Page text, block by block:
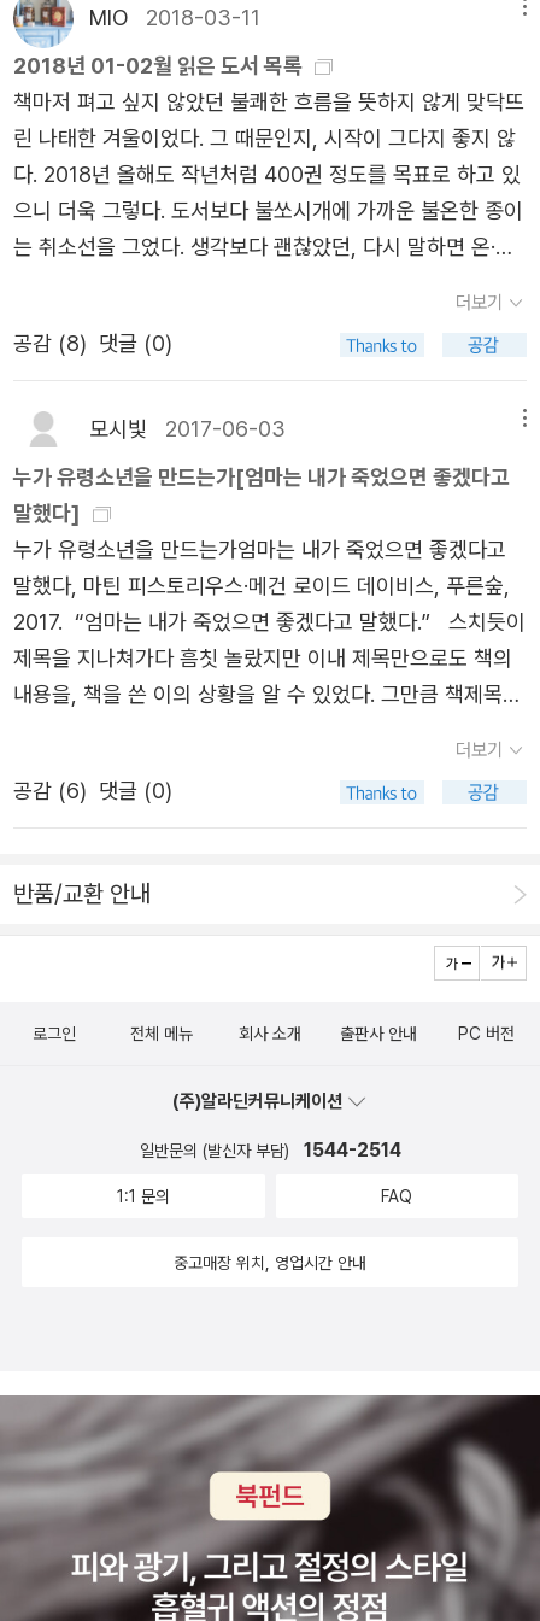
사랑해주는 조애나를 우연히 만나 사랑에 빠진다그녀는 진
심으로 그를 사랑하며 솔직하게 대한다그들은 조애나가 살
고있는 영국에서 가족과 친구들의 축복 속에 결혼식을 올린
다그를 몸밖으로 이끌어 낸 것은 가족, 치료사, 개, 사회시스
템, 장애를 돕는 IT기술 그리고 사랑하는 사람이었다우리는
자기자신을 위해 무언가를 하고 싶다고 아주 쉽게 말하지만
마틴은 이제까지 누군가가 계속 대신 결정해 주고 이에 따랐
대방은 좀더 편해지기 마련이다 순간순간을 결정하며 살아
있는 것들이 어떤 이에겐 산 하나를 넘는 고통일 수도 있고
다양한 선택지도 그들에겐 단 하나 생존의 문제일 수도 있다
는 가르침을 마틴은 주고있다그는 평범한 사람들이 가지지
못한 무언가를 가진게 아니라 우리가 잊어버린 삶에 대한 태
도, 결핍이라는 가정, 당연히 누리고 있는 것들에 대한 소중
함을 되찾게 해준다
MIO 2018-03-11
2018년 01-02월 읽은 도서 목록
책마저 펴고 싶지 않았던 불쾌한 흐름을 뜻하지 않게 맞닥뜨
린 나태한 겨울이었다. 그 때문인지, 시작이 그다지 좋지 않
다. 2018년 올해도 작년처럼 400권 정도를 목표로 하고 있
으니 더욱 그렇다. 도서보다 불쏘시개에 가까운 불온한 종이
는 취소선을 그었다. 생각보다 괜찮았던, 다시 말하면 온·오
게 표시했다. 굵은 표시가 없다고 좋지 않은 책은 아님에 주
의. 아, 북플 앱에서는 이런 표시가 보이지 않는다.악보는 목
on Acemoglu), 제임스 A. 로빈슨 (James A. Robinson)
- 국가는 왜 실패하는가 (시공사)브랑코 밀라노비치 (Brank
o Milanović) - 왜 우리는 불평등해졌는가 (21세기북스)사
경인 - 재무제표 모르면 주식투자 절대로 하지마라 (베가북
스)사이먼 컨스터블 (Simon Constable), 로버트 라이트
(Robert. E Wright) - 월스트리트저널 경제지표 50 (위츠)
이코노미스트 - 2018 세계경제대전망 (한국경제신문)토마
피케티 (Thomas Piketty), 이매뉴얼 사에즈 (Emmanuel
아리)토마 피케티 (Thomas Piketty), 폴 크루그먼 (Paul K
rugman), 마이클 스펜스 (Michael Spence), 로버트 솔로
(Robert Solow), 로라 타이슨 (Laura Tyson), 브랑코 밀
uel Saez), 히더 부셰이 (Heather Boushey), J. 브래드포
id Singh Grewal), 마크 잔디 (Mark Zandi), 데이비드 와
마샬 스테인바움 (Marshall Steinbaum), 데베쉬 레이벌
아나 레미 베리 (Daina Ramey Berry), 에릭 R. 닐슨 (Eric
R. Nielsen), 크리스토프 라크너 (Christoph Lakner), 가
레스 A. 존스 (Gareth A. Jones), 마리아크리스티나 드 나
팽 양 (Fang Yang), 살바토레 모렐리 (Salvatore Morell
(서해문집)장 이브 카뮈 (Jean-Yves Camus), 니콜라 르
부르 (Nicolas Lebourg) - Far-Right Politics in Europe
(Belknap)장 이브 카뮈 (Jean-Yves Camus), 니콜라 르
부르 (Nicolas Lebourg) - 유럽의 극우파들 (한울아카데
미)Ⅲ. 사회과학: 사회학Ⅳ. 자연과학, 기술과학Ⅴ. 예술스미
세이코 (角聖子) - 나는 성인이 되어 다시 피아노를 치기 시
더보기
공감 (8) 댓글 (0)
모시빛 2017-06-03
누가 유령소년을 만드는가[엄마는 내가 죽었으면 좋겠다고
말했다]
누가 유령소년을 만드는가엄마는 내가 죽었으면 좋겠다고
말했다, 마틴 피스토리우스·메건 로이드 데이비스, 푸른숲,
2017. “엄마는 내가 죽었으면 좋겠다고 말했다.” 스치듯이
제목을 지나쳐가다 흠칫 놀랐지만 이내 제목만으로도 책의
내용을, 책을 쓴 이의 상황을 알 수 있었다. 그만큼 책제목은
을 생각하면 제목 사이에서 느껴지는 이미지는 얼마나 다른
가. 이 책의 서술톤은 전혀 자극적이지 않다. 담담하고 구성
랍고 안타깝기에 그에 대한 연민과 응원을 하게 되는 것이
다. 그래서 책을 다 읽고 나서야 눈에 띈 Ghost Boy가 이
책의 내용을 적절하게 반영하고 있는 제목이라는 생각이 들
었다. 이 책은 상상할 수 없는 시간의 이야기다. 한 사람의
건너뛴 채 세상에 눈 뜬 소년은 어느날 이유도 없이 쓰러져
마틴 피스토리우스는 퇴행성 신경증으로 사지가 마비된 채
식물인간이 되었다. 그리고 열여섯 살에 의식이 깨어났다.
열여섯 살 무렵에 의식이 깨어나기 시작했고 열아홉 살에 이
생각했지만 막상 정신이 들어 보니 빙하 속에 묻혀 있었다.
완전히 무덤 속이었다. p31 의식이 깨어나 있는 그 오랜
시간 마틴은 자신을 두고 사람들이 행하는 모든 모습을 보았
고 들었지만 다른 모든 이들은 마틴의 의식이 돌아왔다는 것
을 전혀 알아채지 못했다. 그를 돌봐준 부모 역시 마찬가지
였다. 움직임없는 미묘한 변화를 알지 못했고 그 시간 동안
더보기
공감 (6) 댓글 (0)
반품/교환 안내
로그인 전체 메뉴 회사 소개 출판사 안내 PC 버전
(주)알라딘커뮤니케이션
일반문의 (발신자 부담) 1544-2514
1:1 문의 FAQ
중고매장 위치, 영업시간 안내